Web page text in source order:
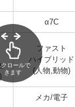
α7C
,
ファスト
ハイブリッド
(人物,動物)
メカ/電子
クロールで
きます